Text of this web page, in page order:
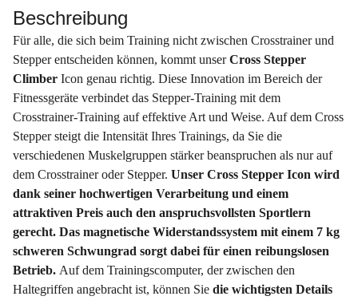
Beschreibung
Für alle, die sich beim Training nicht zwischen Crosstrainer und
Stepper entscheiden können, kommt unserCross Stepper
Climber Icon genau richtig. Diese Innovation im Bereich der
Fitnessgeräte verbindet das Stepper-Training mit dem
Crosstrainer-Training auf effektive Art und Weise. Auf dem Cross
Stepper steigt die Intensität Ihres Trainings, da Sie die
verschiedenen Muskelgruppen stärker beanspruchen als nur auf
dem Crosstrainer oder Stepper. Unser Cross Stepper Icon wird
dank seiner hochwertigen Verarbeitung und einem
attraktiven Preis auch den anspruchsvollsten Sportlern
gerecht. Das magnetische Widerstandssystem mit einem 7 kg
schweren Schwungrad sorgt dabei für einen reibungslosen
Betrieb. Auf dem Trainingscomputer, der zwischen den
Haltegriffen angebracht ist, können Sie die wichtigsten Details